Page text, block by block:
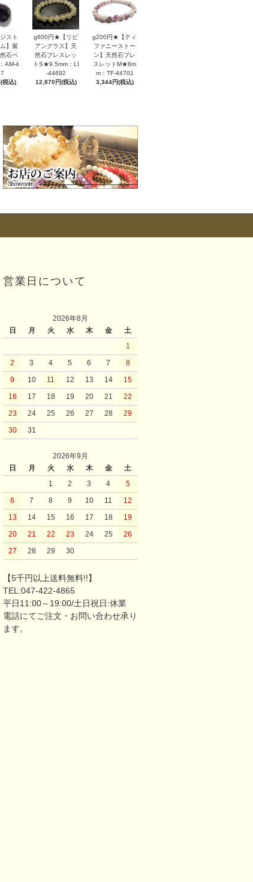
スト
】紫
石ペ
AM-4
税込)
g600円★【リビ
アングラス】天
然石ブレスレッ
トS★9.5mm：LI
-44692
12,870円(税込)
g200円★【ティ
ファニーストー
ン】天然石ブレ
スレットM★8m
m：TF-44701
3,344円(税込)
営業日について
2026年8月
日
月 火 水 木 金
土
1
2
3 4 5 6 7
8
9
10 11 12 13 14
15
16
17 18 19 20 21
22
23
24 25 26 27 28
29
30
31
2026年9月
日
月 火 水 木 金
土
1
2 3 4
5
6
7 8 9 10 11
12
13
14 15 16 17 18
19
20
21 22 23 24 25
26
27
28 29 30
【5千円以上送料無料!!】
TEL:047-422-4865
平日11:00～19:00/土日祝日:休業
電話にてご注文・お問い合わせ承り
ます。